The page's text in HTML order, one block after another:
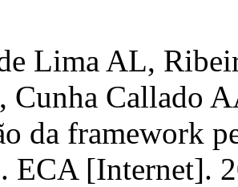
Lima AL,
Cunha Callado
da framework
ECA [Internet].